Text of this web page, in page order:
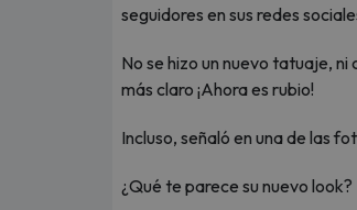
seguidores en sus redes
No se hizo un nuevo tatuaje,
más claro ¡Ahora es rubio!
Incluso, señaló en una de las
¿Qué te parece su nuevo look?